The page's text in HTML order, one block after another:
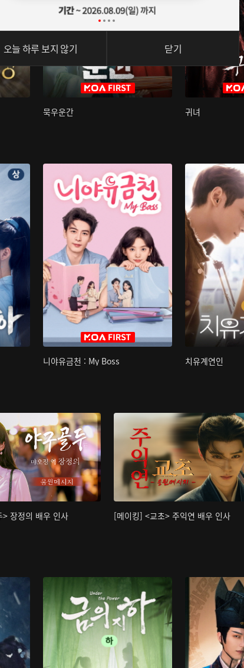
묵우운간 귀녀
니야유금천 : My Boss 치유계연인
장정의 배우 인사 [메이킹] <교초> 주익연 배우 인사
오늘 하루 보지 않기 닫기